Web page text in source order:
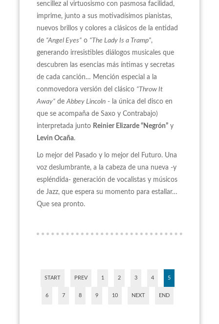
sencillez al virtuosismo con pasmosa facilidad,
imprime, junto a sus motivadísimos pianistas,
nuevos brillos y colores a clásicos de la entidad
de “Angel Eyes” o “The Lady Is a Tramp”,
generando irresistibles diálogos musicales que
descubren las esencias más íntimas y secretas
de cada canción… Mención especial a la
conmovedora versión del clásico “Throw It
Away” deAbbey Lincoln - la única del disco en
que se acompaña de Saxo y Contrabajo)
interpretada junto Reinier Elizarde “Negrón” y
Levin Ocaña.
Lo mejor del Pasado y lo mejor del Futuro. Una
voz deslumbrante, a la cabeza de una nueva -y
espléndida- generación de vocalistas y músicos
de Jazz, que espera su momento para estallar…
Que sea pronto.
START PREV 1 2 3 4 5
6 7 8 9 10 NEXT END